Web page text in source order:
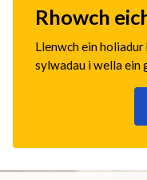
Rhowch
Llenwch ein
sylwadau i wella ein